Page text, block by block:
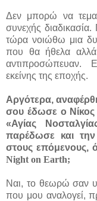
Δεν μπορώ να
συνεχής διαδικασία.
τώρα νοιώθω μια
που θα ήθελα
αντιπροσώπευαν.
εκείνης της εποχής.
Αργότερα,
σου έδωσε ο
«Αγίας
παρέδωσε και
στους επόμενους,
Night on Earth;
Ναι, το θεωρώ σαν
που μου αναλογεί,